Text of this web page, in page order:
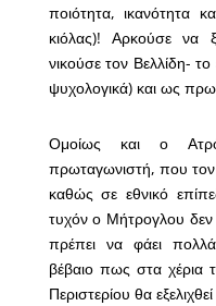
ποιότητα, ικανότητα
κιόλας)! Αρκούσε να
νικούσε τον Βελλίδη-
ψυχολογικά) και ως
Ομοίως και ο
πρωταγωνιστή, που
καθώς σε εθνικό
τυχόν ο Μήτρογλου δεν
πρέπει να φάει
βέβαιο πως στα χέρια
Περιστερίου θα